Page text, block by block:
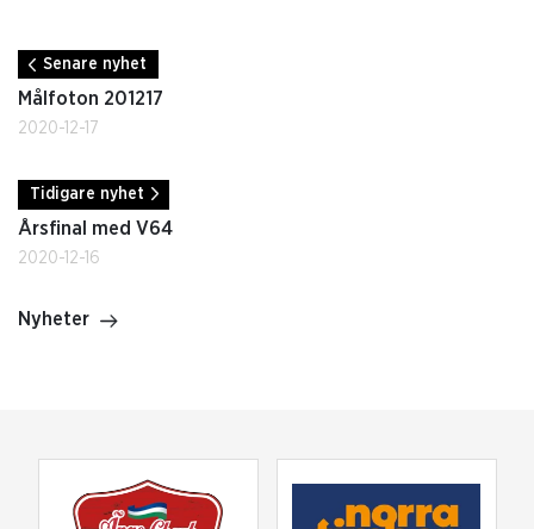
Senare nyhet
Målfoton 201217
2020-12-17
Tidigare nyhet
Årsfinal med V64
2020-12-16
Nyheter